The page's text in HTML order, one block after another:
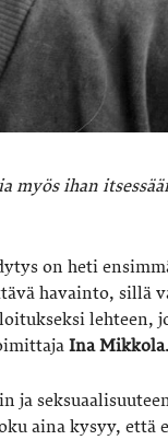
myös ihan
on heti
havainto, sillä
lehteen,
Ina Mikkola.
ja
aina kysyy, että